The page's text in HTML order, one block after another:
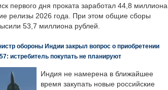
первого дня проката заработал 44,8 миллиона
релизы 2026 года. При этом общие сборы
53,7 миллиона рублей.
обороны Индии закрыл вопрос о приобретении
истребитель покупать не планируют
Индия не намерена в ближайшее
время закупать новые российские